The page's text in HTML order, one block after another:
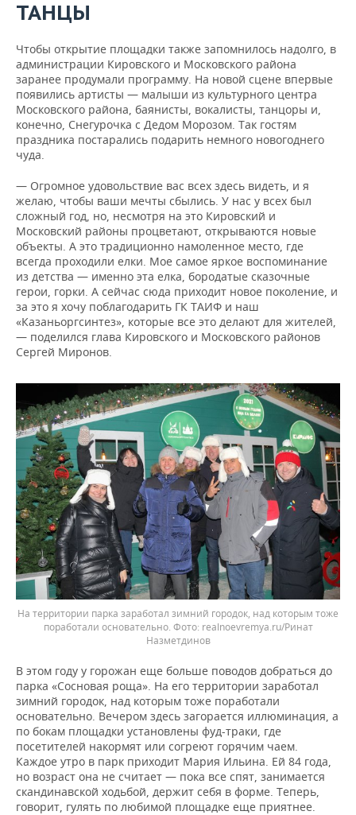
ТАНЦЫ
Чтобы открытие площадки также запомнилось надолго, в
администрации Кировского и Московского района
заранее продумали программу. На новой сцене впервые
появились артисты — малыши из культурного центра
Московского района, баянисты, вокалисты, танцоры и,
конечно, Снегурочка с Дедом Морозом. Так гостям
праздника постарались подарить немного новогоднего
чуда.
— Огромное удовольствие вас всех здесь видеть, и я
желаю, чтобы ваши мечты сбылись. У нас у всех был
сложный год, но, несмотря на это Кировский и
Московский районы процветают, открываются новые
объекты. А это традиционно намоленное место, где
всегда проходили елки. Мое самое яркое воспоминание
из детства — именно эта елка, бородатые сказочные
герои, горки. А сейчас сюда приходит новое поколение, и
за это я хочу поблагодарить ГК ТАИФ и наш
«Казаньоргсинтез», которые все это делают для жителей,
— поделился глава Кировского и Московского районов
Сергей Миронов.
На территории парка заработал зимний городок, над которым тоже
поработали основательно.
realnoevremya.ru/Ринат
Назметдинов
В этом году у горожан еще больше поводов добраться до
парка «Сосновая роща». На его территории заработал
зимний городок, над которым тоже поработали
основательно. Вечером здесь загорается иллюминация, а
по бокам площадки установлены фуд-траки, где
посетителей накормят или согреют горячим чаем.
Каждое утро в парк приходит Мария Ильина. Ей 84 года,
но возраст она не считает — пока все спят, занимается
скандинавской ходьбой, держит себя в форме. Теперь,
говорит, гулять по любимой площадке еще приятнее.